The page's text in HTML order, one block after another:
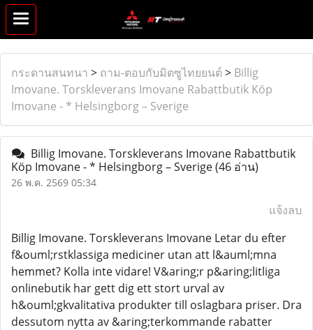
กระดานสนทนา > ถาม-ตอบกับมิตซูไทยยนต์ > Billig
Imovane. Torskleverans Imovane Rabattbutik Köp
Imovane - * Helsingborg – Sverige
Billig Imovane. Torskleverans Imovane Rabattbutik
Köp Imovane - * Helsingborg – Sverige(46 อ่าน)
26 พ.ค. 2569 05:34
แจ้งลบ
Billig Imovane. Torskleverans Imovane Letar du efter
f&ouml;rstklassiga mediciner utan att l&auml;mna
hemmet? Kolla inte vidare! V&aring;r p&aring;litliga
onlinebutik har gett dig ett stort urval av
h&ouml;gkvalitativa produkter till oslagbara priser. Dra
dessutom nytta av &aring;terkommande rabatter